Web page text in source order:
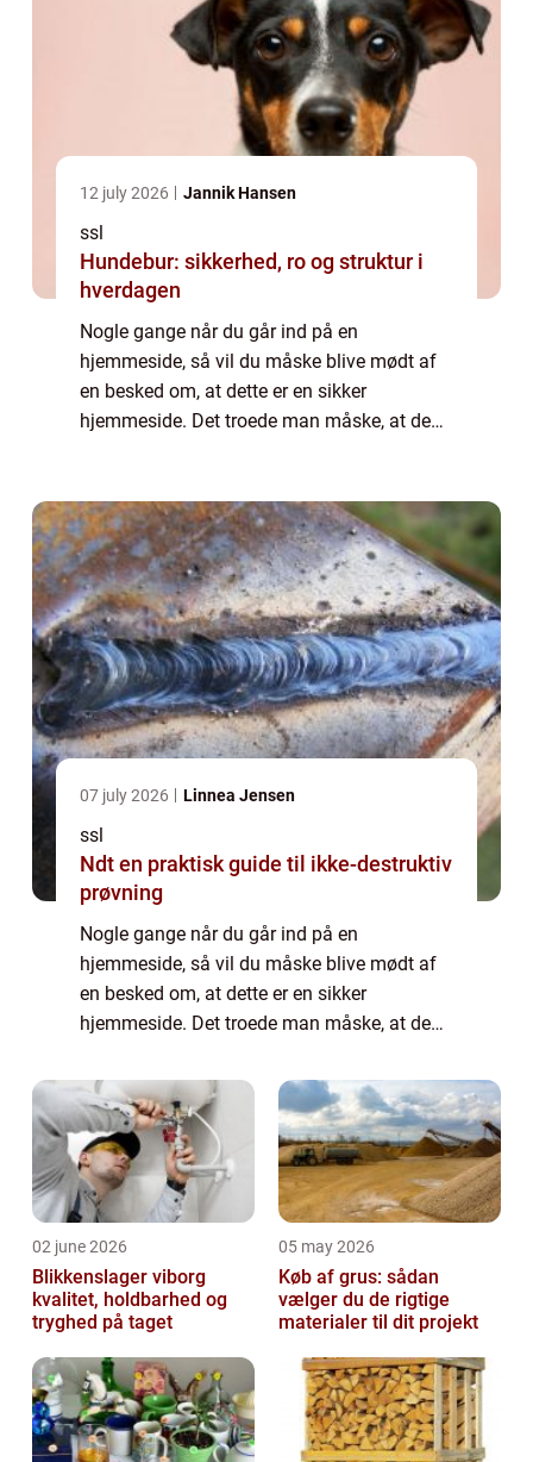
12 july 2026 Jannik Hansen
ssl
Hundebur: sikkerhed, ro og struktur i
hverdagen
Nogle gange når du går ind på en
hjemmeside, så vil du måske blive mødt af
en besked om, at dette er en sikker
hjemmeside. Det troede man måske, at de
ikke skal v...
07 july 2026 Linnea Jensen
ssl
Ndt en praktisk guide til ikke-destruktiv
prøvning
Nogle gange når du går ind på en
hjemmeside, så vil du måske blive mødt af
en besked om, at dette er en sikker
hjemmeside. Det troede man måske, at de
der gjort en endnu større indsats på, at du
ikke skal v...
02 june 2026
Blikkenslager viborg
kvalitet, holdbarhed og
tryghed på taget
05 may 2026
Køb af grus: sådan
vælger du de rigtige
materialer til dit projekt